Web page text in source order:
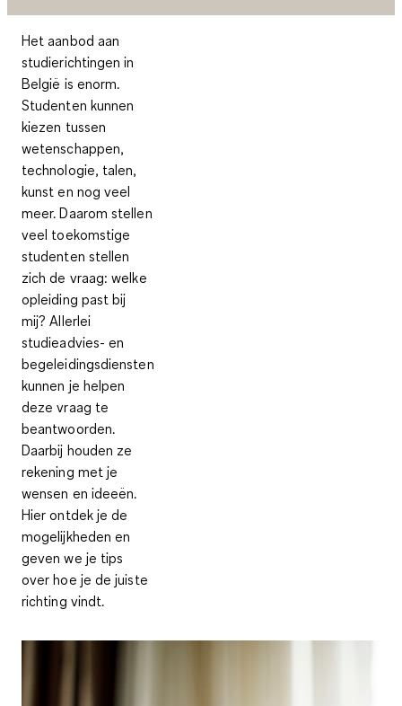
Het aanbod aan
studierichtingen in
België is enorm.
Studenten kunnen
kiezen tussen
wetenschappen,
technologie, talen,
kunst en nog veel
meer. Daarom stellen
veel toekomstige
studenten stellen
zich de vraag: welke
opleiding past bij
mij? Allerlei
studieadvies- en
begeleidingsdiensten
kunnen je helpen
deze vraag te
beantwoorden.
Daarbij houden ze
rekening met je
wensen en ideeën.
Hier ontdek je de
mogelijkheden en
geven we je tips
over hoe je de juiste
richting vindt.